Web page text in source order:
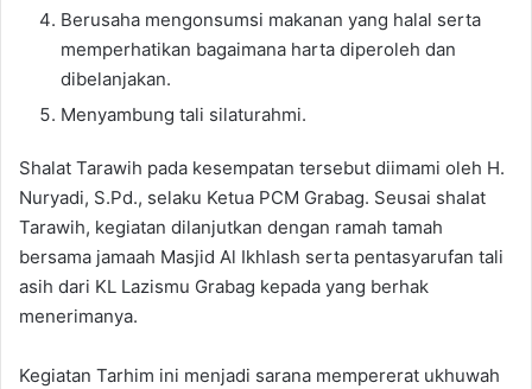
Berusaha mengonsumsi makanan yang halal serta
memperhatikan bagaimana harta diperoleh dan
dibelanjakan.
Menyambung tali silaturahmi.
Shalat Tarawih pada kesempatan tersebut diimami oleh H.
Nuryadi, S.Pd., selaku Ketua PCM Grabag. Seusai shalat
Tarawih, kegiatan dilanjutkan dengan ramah tamah
bersama jamaah Masjid Al Ikhlash serta pentasyarufan tali
asih dari KL Lazismu Grabag kepada yang berhak
menerimanya.
Kegiatan Tarhim ini menjadi sarana mempererat ukhuwah